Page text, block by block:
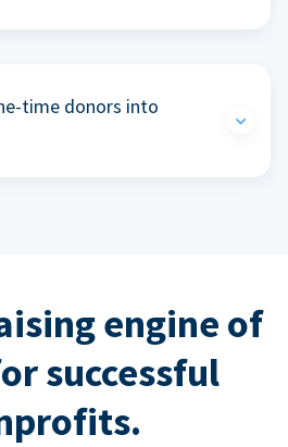
time donors into
engine of
successful